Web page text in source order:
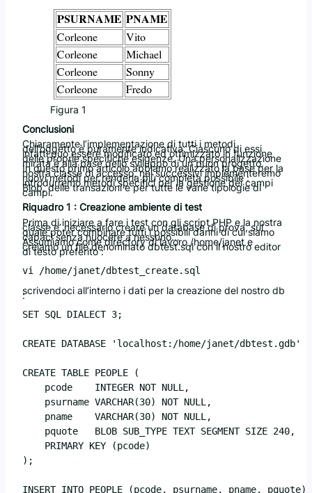
Figura 1
Conclusioni
Chiaramente l’implementazione di tutti i metodi
dell’oggetto è puramente indicativa. Ciascuno di essi
infatti può essere modificato ed ottimizzato in funzione
delle proprie specifiche esigenze. Una personalizzazione
mirata è alla base dello sviluppo di un buon progetto.
In questo primo articolo abbiamo realizzato la base per la
nostra classe di accesso, nei successivi implementeremo
nuovi metodi per renderla più completa possibile :
introdurremo metodi specifici per la gestione dei campi
Blob, delle transazioni e per tutte le varie tipologie di
campi.
Riquadro 1 : Creazione ambiente di test
Prima di iniziare a fare i test con gli script PHP e la nostra
classe e’ necessario creare un database di prova, sul
quale poter combinare tutti i possibili danni di cui siamo
capaci senza nuocere a nessuno…
Assumiamo come directory di lavoro /home/janet e
creiamo un file denominato dbtest.sql con il nostro editor
di testo preferito :
scrivendoci all’interno i dati per la creazione del nostro db
:
SET SQL DIALECT 3;
CREATE DATABASE 'localhost:/home/janet/dbtest.gdb'
CREATE TABLE PEOPLE (
    pcode    INTEGER NOT NULL,
    psurname VARCHAR(30) NOT NULL,
    pname    VARCHAR(30) NOT NULL,
    pquote   BLOB SUB_TYPE TEXT SEGMENT SIZE 240,
    PRIMARY KEY (pcode)
);
INSERT INTO PEOPLE (pcode, psurname, pname, pquote)